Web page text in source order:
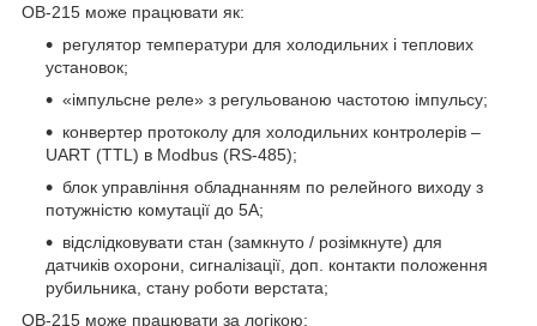
OB-215 може працювати як:
регулятор температури для холодильних і теплових
установок;
«імпульсне реле» з регульованою частотою імпульсу;
конвертер протоколу для холодильних контролерів –
UART (TTL) в Modbus (RS-485);
блок управління обладнанням по релейного виходу з
потужністю комутації до 5А;
відслідковувати стан (замкнуто / розімкнуте) для
датчиків охорони, сигналізації, доп. контакти положення
рубильника, стану роботи верстата;
OB-215 може працювати за логікою: